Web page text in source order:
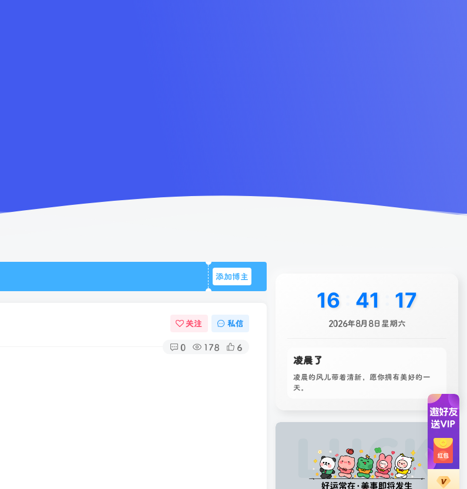
添加博主
关注 私信
0 178 6
16 41 19
2026年8月8日星期六
凌晨了
凌晨的风儿带着清新，愿你拥有美好的一
天。